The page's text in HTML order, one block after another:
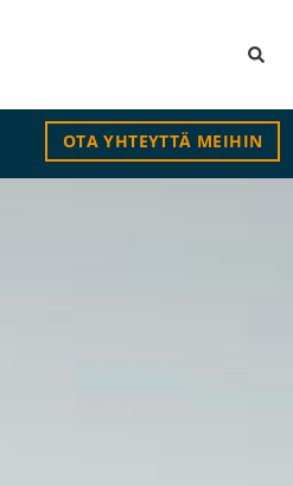
OTA YHTEYTTÄ MEIHIN